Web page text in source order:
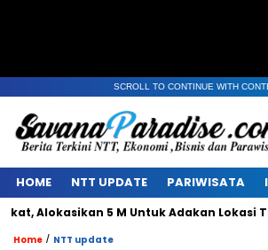
SCROLL TO CONTINUE WITH
HOME NTT UPDATE PARIWISATA
Alokasikan 5 M Untuk Adakan Lokasi
Home / NTT update